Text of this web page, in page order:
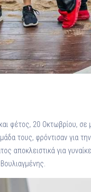
φέτος, 20 Οκτωβρίου, σε
τους, φρόντισαν για
αποκλειστικά για